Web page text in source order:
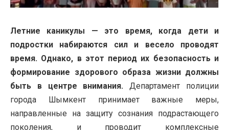
Летние каникулы — это время, когда дети и
подростки набираются сил и весело проводят
время. Однако, в этот период их безопасность и
формирование здорового образа жизни должны
быть в центре внимания. Департамент полиции
города Шымкент принимает важные меры,
направленные на защиту сознания подрастающего
поколения, и проводит комплексные